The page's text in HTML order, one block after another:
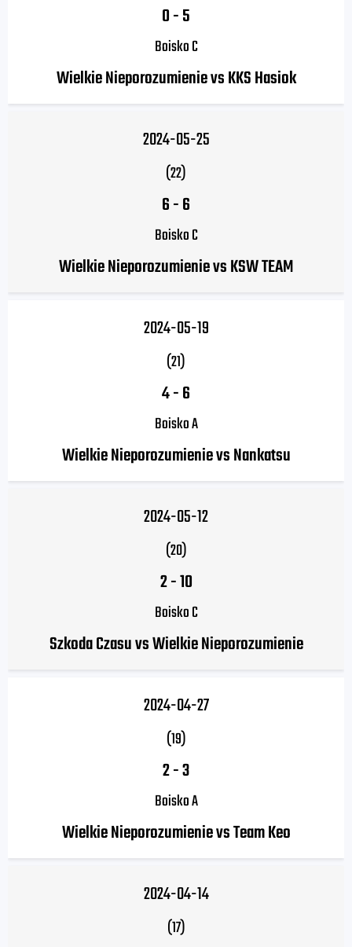
0-5
Boisko C
Wielkie Nieporozumienie vs KKS Hasiok
2024-05-25
(22)
6-6
Boisko C
Wielkie Nieporozumienie vs KSW TEAM
2024-05-19
(21)
4-6
Boisko A
Wielkie Nieporozumienie vs Nankatsu
2024-05-12
(20)
2-10
Boisko C
Szkoda Czasu vs Wielkie Nieporozumienie
2024-04-27
(19)
2-3
Boisko A
Wielkie Nieporozumienie vs Team Keo
2024-04-14
(17)